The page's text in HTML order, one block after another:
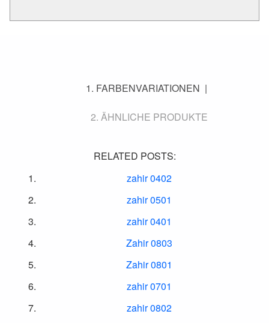
FARBENVARIATIONEN
ÄHNLICHE PRODUKTE
RELATED POSTS:
zahir 0402
zahir 0501
zahir 0401
Zahir 0803
Zahir 0801
zahir 0701
zahir 0802